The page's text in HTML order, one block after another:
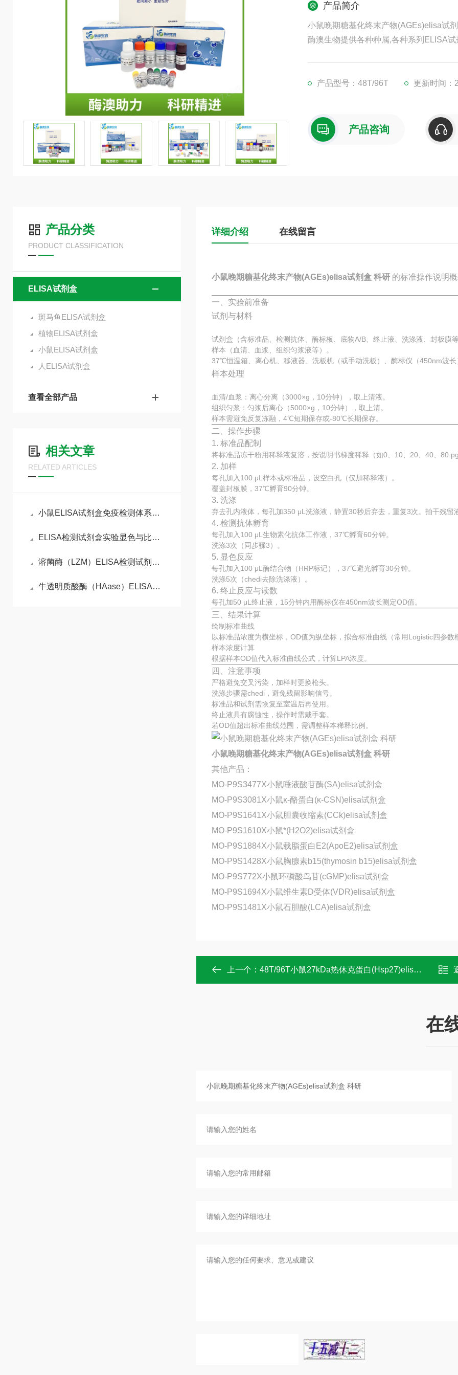
产品简介
小鼠晚期糖基化终末产物(AGEs)elisa试
酶澳生物提供各种种属,各种系列ELISA
产品型号：48T/96T
更新时间：
产品咨询
产品分类
PRODUCT CLASSIFICATION
ELISA试剂盒
斑马鱼ELISA试剂盒
植物ELISA试剂盒
小鼠ELISA试剂盒
人ELISA试剂盒
查看全部产品
相关文章
RELATED ARTICLES
小鼠ELISA试剂盒免疫检测体系与动物模型实验实操指南
ELISA检测试剂盒实验显色与比色分析
溶菌酶（LZM）ELISA检测试剂盒的工作原理
牛透明质酸酶（HAase）ELISA检测试剂盒
详细介绍 在线留言
小鼠晚期糖基化终末产物(AGEs)elisa试剂盒 科研 的标准操作说明
一、实验前准备
试剂与材料
试剂盒（含标准品、检测抗体、酶标板、底物A/B、终止液、洗涤液、封板膜等
样本（血清、血浆、组织匀浆液等）。
37℃恒温箱、离心机、移液器、洗板机（或手动洗板）、酶标仪（450nm波长
样本处理
血清/血浆：离心分离（3000×g，10分钟），取上清液。
组织匀浆：匀浆后离心（5000×g，10分钟），取上清。
样本需避免反复冻融，4℃短期保存或-80℃长期保存。
二、操作步骤
1. 标准品配制
将标准品冻干粉用稀释液复溶，按说明书梯度稀释（如0、10、20、40、80
2. 加样
每孔加入100 μL样本或标准品，设空白孔（仅加稀释液）。
覆盖封板膜，37℃孵育90分钟。
3. 洗涤
弃去孔内液体，每孔加350 μL洗涤液，静置30秒后弃去，重复3次。拍干残留
4. 检测抗体孵育
每孔加入100 μL生物素化抗体工作液，37℃孵育60分钟。
洗涤3次（同步骤3）。
5. 显色反应
每孔加入100 μL酶结合物（HRP标记），37℃避光孵育30分钟。
洗涤5次（chedi去除洗涤液）。
6. 终止反应与读数
每孔加50 μL终止液，15分钟内用酶标仪在450nm波长测定OD值。
三、结果计算
绘制标准曲线
以标准品浓度为横坐标，OD值为纵坐标，拟合标准曲线（常用Logistic四参数
样本浓度计算
根据样本OD值代入标准曲线公式，计算LPA浓度。
四、注意事项
严格避免交叉污染，加样时更换枪头。
洗涤步骤需chedi，避免残留影响信号。
标准品和试剂需恢复至室温后再使用。
终止液具有腐蚀性，操作时需戴手套。
若OD值超出标准曲线范围，需调整样本稀释比例。
小鼠晚期糖基化终末产物(AGEs)elisa试剂盒 科研
其他产品：
MO-P9S3477X小鼠唾液酸苷酶(SA)elisa试剂盒
MO-P9S3081X小鼠κ-酪蛋白(κ-CSN)elisa试剂盒
MO-P9S1641X小鼠胆囊收缩素(CCk)elisa试剂盒
MO-P9S1610X小鼠*(H2O2)elisa试剂盒
MO-P9S1884X小鼠载脂蛋白E2(ApoE2)elisa试剂盒
MO-P9S1428X小鼠胸腺素b15(thymosin b15)elisa试剂盒
MO-P9S772X小鼠环磷酸鸟苷(cGMP)elisa试剂盒
MO-P9S1694X小鼠维生素D受体(VDR)elisa试剂盒
MO-P9S1481X小鼠石胆酸(LCA)elisa试剂盒
上一个： 48T/96T小鼠27kDa热休克蛋白(Hsp27)elisa试剂盒 科研
在